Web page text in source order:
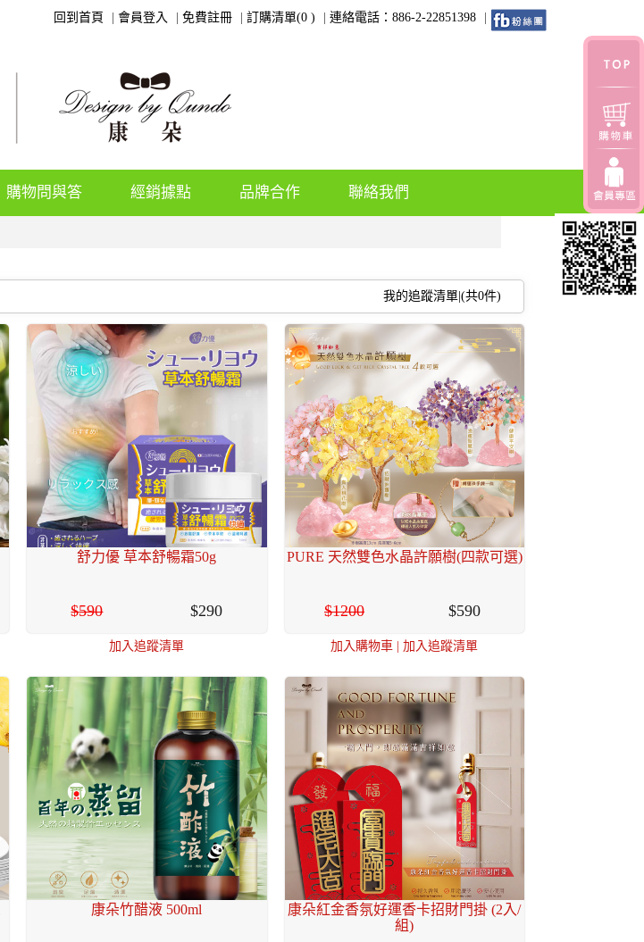
回到首頁 會員登入 免費註冊 訂購清單(0 ) 連絡電話：886-2-22851398
購物問與答 經銷據點 品牌合作 聯絡我們
我的追蹤清單|(共0件)
舒力優 草本舒暢霜50g
590 290
加入追蹤清單
PURE 天然雙色水晶許願樹(四款可選)
1200 590
加入購物車 |加入追蹤清單
康朵竹醋液 500ml
康朵紅金香氛好運香卡招財門掛 (2入/
組)